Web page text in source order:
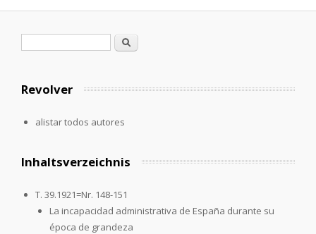
Formulario de búsqueda
Buscar
Revolver
alistar todos autores
Inhaltsverzeichnis
T. 39.1921=Nr. 148-151
La incapacidad administrativa de España durante su
época de grandeza